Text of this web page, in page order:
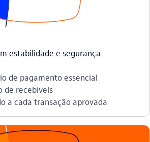
estabilidade e segurança
de pagamento essencial
de recebíveis
a cada transação aprovada